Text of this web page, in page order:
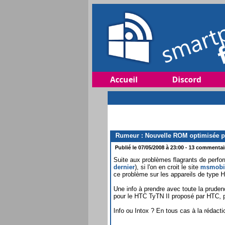
Accueil Discord
Rumeur : Nouvelle ROM optimisée
Publié le 07/05/2008 à 23:00 - 13
Suite aux problèmes flagrants de
dernier), si l'on en croit le site
ce problème sur les appareils de type
Une info à prendre avec toute la
pour le HTC TyTN II proposé par
Info ou Intox ? En tous cas à la